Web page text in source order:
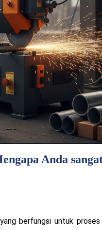
Anda
berfungsi untuk